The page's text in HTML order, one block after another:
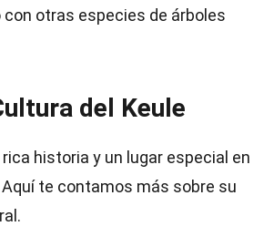
otras especies de árboles
del Keule
historia y un lugar especial en
Aquí te contamos más sobre su